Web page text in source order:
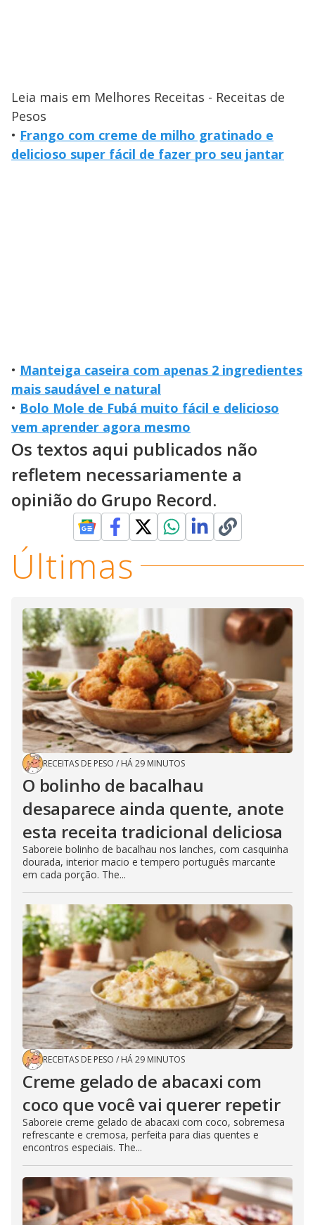
Leia mais em Melhores Receitas - Receitas de
Pesos
• Frango com creme de milho gratinado e
delicioso super fácil de fazer pro seu jantar
• Manteiga caseira com apenas 2 ingredientes
mais saudável e natural
• Bolo Mole de Fubá muito fácil e delicioso
vem aprender agora mesmo
Os textos aqui publicados não
refletem necessariamente a
opinião do Grupo Record.
Últimas
RECEITAS DE PESO / HÁ 29 MINUTOS
O bolinho de bacalhau
desaparece ainda quente, anote
esta receita tradicional deliciosa
Saboreie bolinho de bacalhau nos lanches, com casquinha
dourada, interior macio e tempero português marcante
em cada porção. The...
RECEITAS DE PESO / HÁ 29 MINUTOS
Creme gelado de abacaxi com
coco que você vai querer repetir
Saboreie creme gelado de abacaxi com coco, sobremesa
refrescante e cremosa, perfeita para dias quentes e
encontros especiais. The...